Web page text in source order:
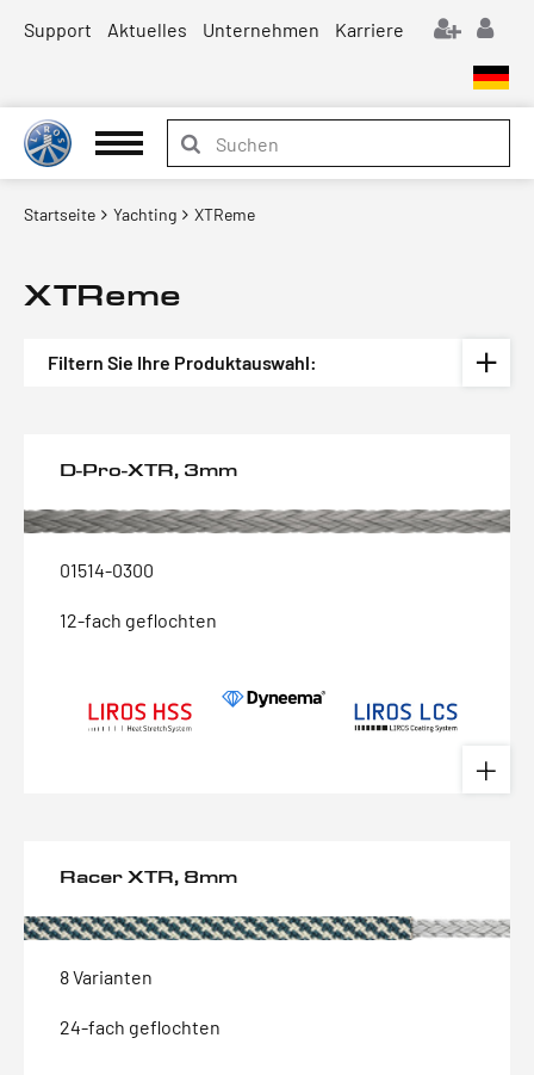
Support Aktuelles Unternehmen Karriere
Startseite Yachting XTReme
XTReme
Filtern Sie Ihre Produktauswahl:
D-Pro-XTR, 3mm
01514-0300
12-fach geflochten
Racer XTR, 8mm
8 Varianten
24-fach geflochten